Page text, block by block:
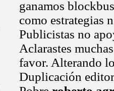
ganamos
como estrategias
Publicistas no
Aclarastes
favor. Alterando
Duplicación